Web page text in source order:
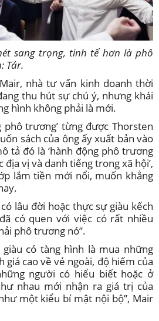
sang trọng, tinh tế hơn là phô
Tár.
nhà tư vấn kinh doanh thời
thu hút sự chú ý, nhưng khái
hình không phải là mới.
phô trương’ từng được Thorsten
sách của ông ấy xuất bản vào
tả đó là ‘hành động phô trương
địa vị và danh tiếng trong xã hội’,
lắm tiền mới nổi, muốn khẳng
lâu đời hoặc thực sự giàu kếch
có quen với việc có rất nhiều
phô trương nó”.
giàu có tàng hình là mua những
giá cao về vẻ ngoài, độ hiếm của
người có hiểu biết hoặc ở
nhau mới nhận ra giá trị của
một kiểu bí mật nội bộ”, Mair